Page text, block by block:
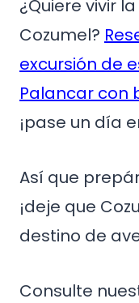
¿Quiere vivir
Cozumel?
excursión de
Palancar con
¡pase un día
Así que
¡deje que
destino de
Consulte